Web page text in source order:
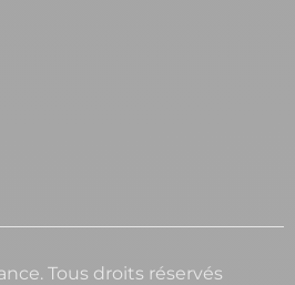
Tous droits réservés